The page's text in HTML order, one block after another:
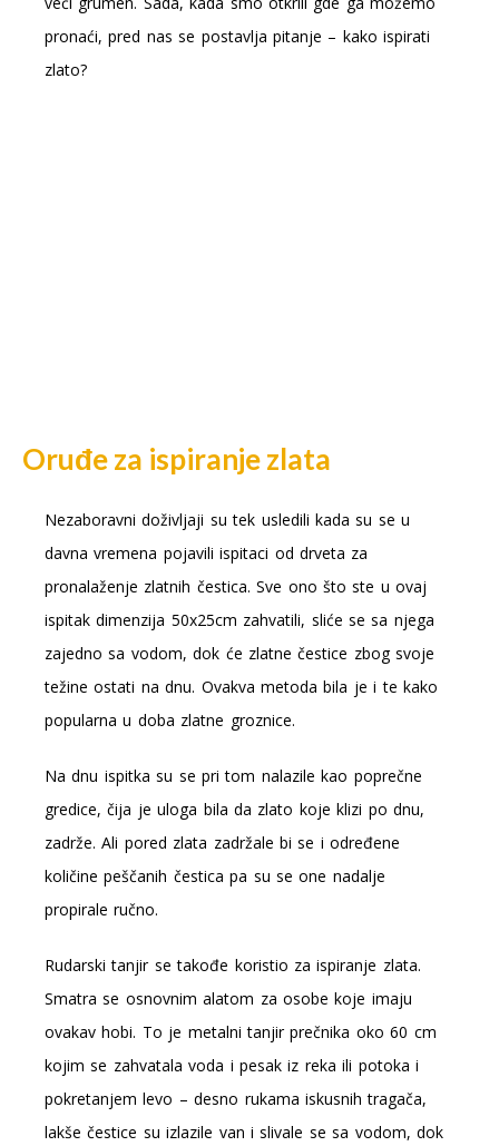
pronaći, pred nas se postavlja pitanje – kako ispirati
zlato?
Oruđe za ispiranje zlata
Nezaboravni doživljaji su tek usledili kada su se u
davna vremena pojavili ispitaci od drveta za
pronalaženje zlatnih čestica. Sve ono što ste u ovaj
ispitak dimenzija 50x25cm zahvatili, sliće se sa njega
zajedno sa vodom, dok će zlatne čestice zbog svoje
težine ostati na dnu. Ovakva metoda bila je i te kako
popularna u doba zlatne groznice.
Na dnu ispitka su se pri tom nalazile kao poprečne
gredice, čija je uloga bila da zlato koje klizi po dnu,
zadrže. Ali pored zlata zadržale bi se i određene
količine peščanih čestica pa su se one nadalje
propirale ručno.
Rudarski tanjir se takođe koristio za ispiranje zlata.
Smatra se osnovnim alatom za osobe koje imaju
ovakav hobi. To je metalni tanjir prečnika oko 60 cm
kojim se zahvatala voda i pesak iz reka ili potoka i
pokretanjem levo – desno rukama iskusnih tragača,
lakše čestice su izlazile van i slivale se sa vodom, dok